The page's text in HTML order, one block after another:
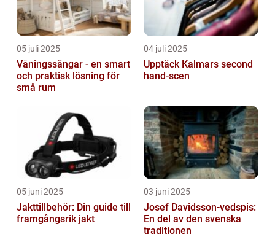
05 juli 2025
Våningssängar - en smart
och praktisk lösning för
små rum
04 juli 2025
Upptäck Kalmars second
hand-scen
05 juni 2025
Jakttillbehör: Din guide till
framgångsrik jakt
03 juni 2025
Josef Davidsson-vedspis:
En del av den svenska
traditionen